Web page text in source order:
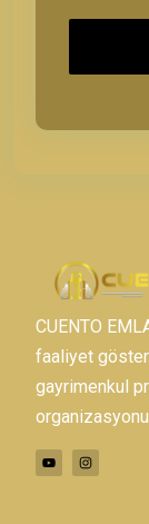
CUENTO
faaliyet
gayrimenkul